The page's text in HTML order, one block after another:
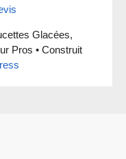
Glacées,
Pros • Construit